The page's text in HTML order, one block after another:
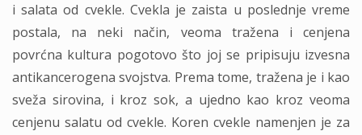
i salata od cvekle. Cvekla je zaista u poslednje vreme
postala, na neki način, veoma tražena i cenjena
povrćna kultura pogotovo što joj se pripisuju izvesna
antikancerogena svojstva. Prema tome, tražena je i kao
sveža sirovina, i kroz sok, a ujedno kao kroz veoma
cenjenu salatu od cvekle. Koren cvekle namenjen je za